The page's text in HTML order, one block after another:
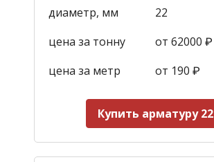
диаметр, мм
22
цена за тонну
от 62000 ₽
цена за метр
от 190 ₽
Купить арматуру 22